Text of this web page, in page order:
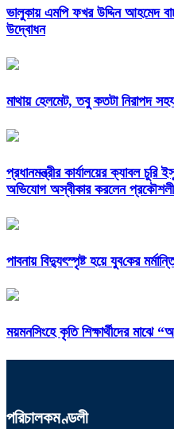
ভালুকায় এমপি ফখর উদ্দিন আহমেদ
উদ্বোধন
মাথায় হেলমেট, তবু কতটা নিরাপদ
প্রধানমন্ত্রীর কার্যালয়ের ক্যাবল চুরি
অভিযোগ অস্বীকার করলেন
পাবনায় বিদ্যুৎস্পৃষ্ট হয়ে যুব‌কের
ময়মনসিংহে কৃতি শিক্ষার্থীদের মাঝে
পরিচালকমণ্ডলী